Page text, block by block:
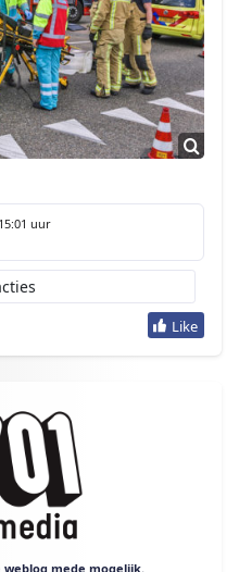
uur
weblog mede mogelijk.